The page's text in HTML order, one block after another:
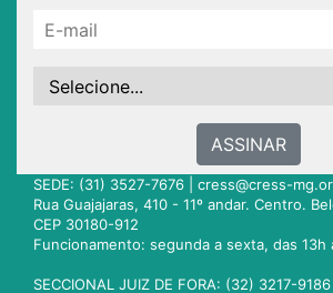
ASSINAR
SEDE: (31) 3527-7676 | cress@cress-
Rua Guajajaras, 410 - 11º andar. Centro.
CEP 30180-912
Funcionamento: segunda a sexta, das 13h
SECCIONAL JUIZ DE FORA: (32) 3217-9186 |